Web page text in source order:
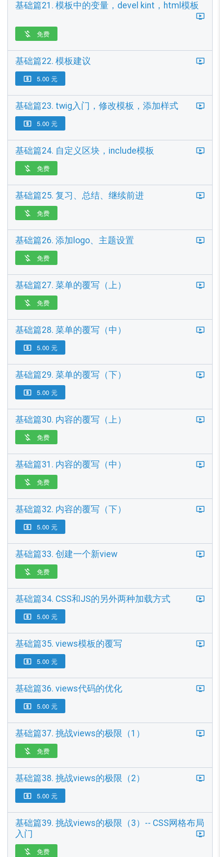
基础篇21. 模板中的变量，devel kint，html模板
 免费
基础篇22. 模板建议
 5.00 元
基础篇23. twig入门，修改模板，添加样式
 5.00 元
基础篇24. 自定义区块，include模板
 免费
基础篇25. 复习、总结、继续前进
 免费
基础篇26. 添加logo、主题设置
 免费
基础篇27. 菜单的覆写（上）
 免费
基础篇28. 菜单的覆写（中）
 5.00 元
基础篇29. 菜单的覆写（下）
 5.00 元
基础篇30. 内容的覆写（上）
 免费
基础篇31. 内容的覆写（中）
 免费
基础篇32. 内容的覆写（下）
 5.00 元
基础篇33. 创建一个新view
 免费
基础篇34. CSS和JS的另外两种加载方式
 5.00 元
基础篇35. views模板的覆写
 5.00 元
基础篇36. views代码的优化
 5.00 元
基础篇37. 挑战views的极限（1）
 免费
基础篇38. 挑战views的极限（2）
 5.00 元
基础篇39. 挑战views的极限（3）-- CSS网格布局
入门
 免费